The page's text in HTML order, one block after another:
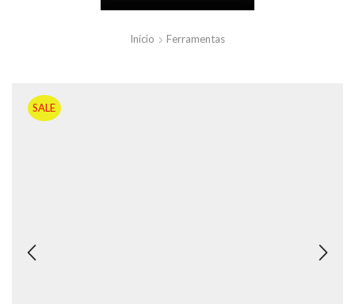
Início Ferramentas
SALE